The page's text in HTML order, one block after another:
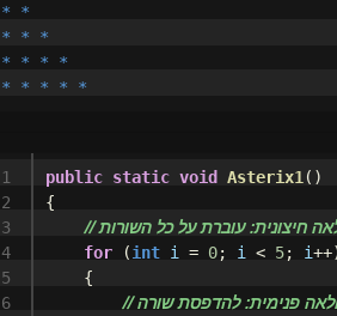
* *
* * *
* * * *
1
2
3
4
5
6
public static void Asterix1 ()
{
חיצונית: עוברת על כל השורות
for
(int i = 0; i < 5; i
{
לולאה פנימית: להדפסת שורה